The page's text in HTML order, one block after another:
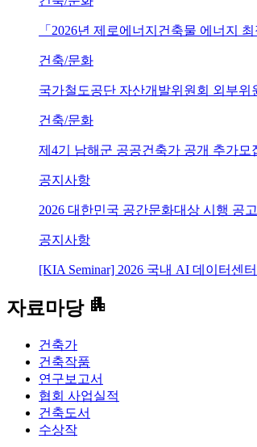
「2026년 제로에너지건축물 에너지
건축/문화
국가철도공단 자산개발위원회 외부위
건축/문화
제4기 남해군 공공건축가 공개 추가모
공지사항
2026 대한민국 공간문화대상 시행 공고
공지사항
[KIA Seminar] 2026 국내 AI 데이터센
자료마당 apartment
건축가
건축작품
연구보고서
협회 사업실적
건축도서
수상작